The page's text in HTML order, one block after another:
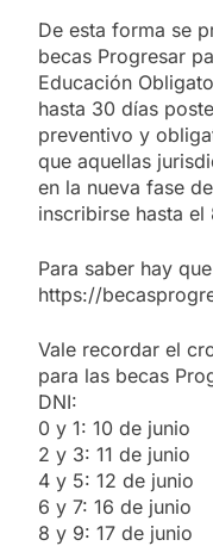
De esta forma se
becas Progresar
Educación
hasta 30 días
preventivo y
que aquellas
en la nueva fase
inscribirse hasta el
Para saber hay
https://
Vale recordar el
para las becas
DNI:
0 y 1: 10 de junio
2 y 3: 11 de junio
4 y 5: 12 de junio
6 y 7: 16 de junio
8 y 9: 17 de junio